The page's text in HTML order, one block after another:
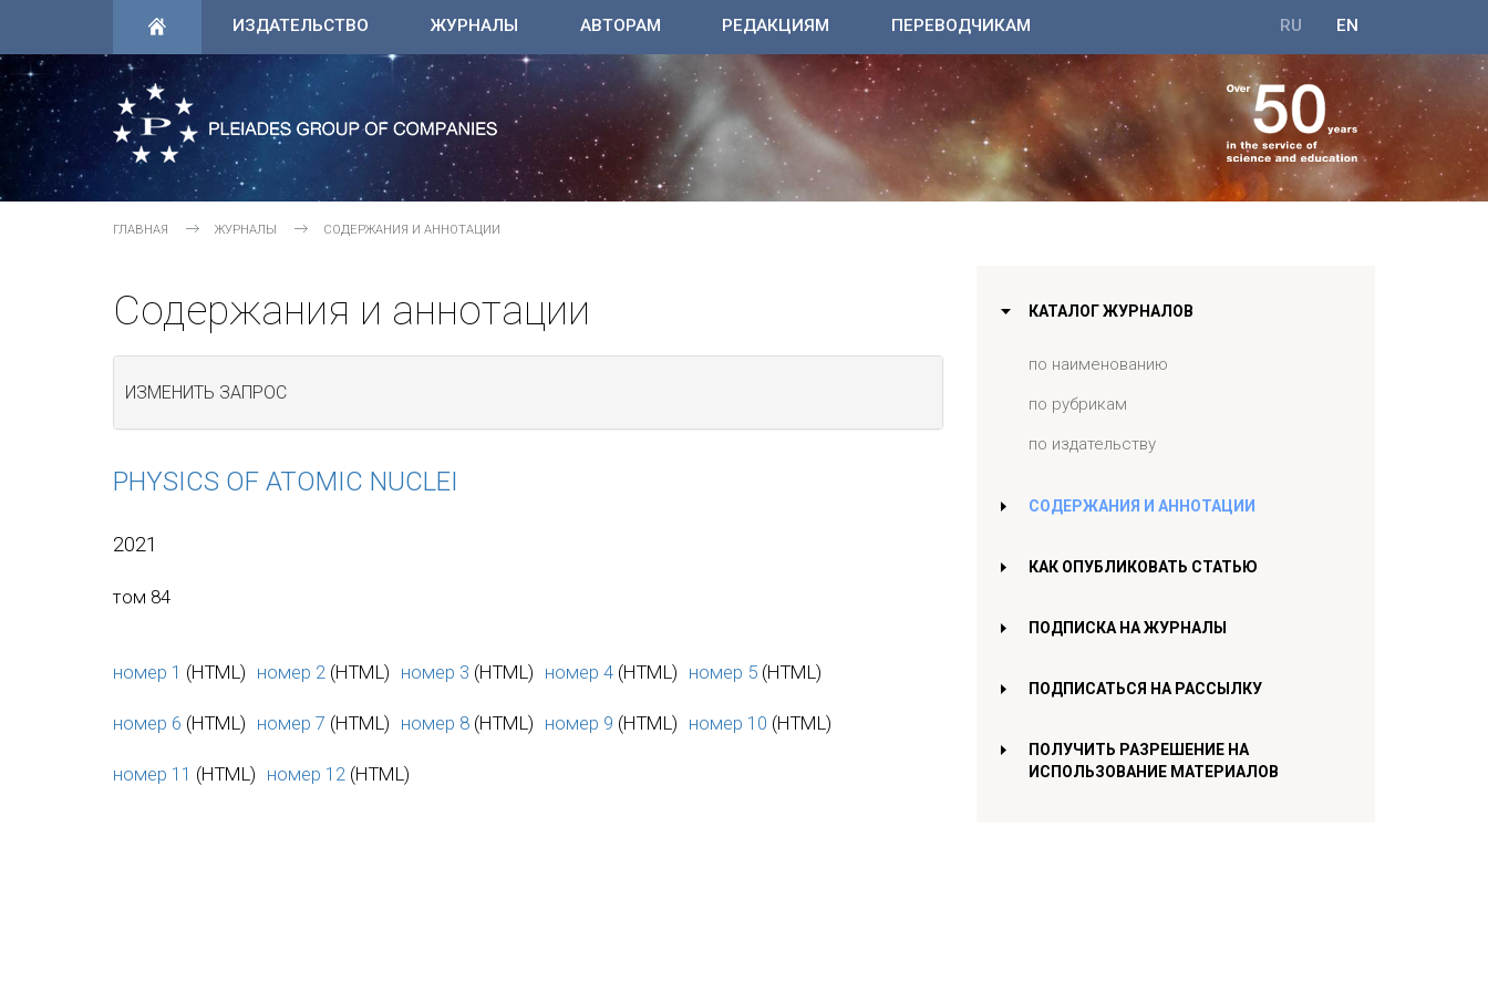
ИЗДАТЕЛЬСТВО ЖУРНАЛЫ АВТОРАМ РЕДАКЦИЯМ ПЕРЕВОДЧИКАМ EN
RU
ГЛАВНАЯ ЖУРНАЛЫ СОДЕРЖАНИЯ И АННОТАЦИИ
Содержания и аннотации
ИЗМЕНИТЬ ЗАПРОС
PHYSICS OF ATOMIC NUCLEI
2021
том 84
номер 1 (HTML) номер 2 (HTML) номер 3 (HTML) номер 4 (HTML) номер 5 (HTML)
номер 6 (HTML) номер 7 (HTML) номер 8 (HTML) номер 9 (HTML) номер 10 (HTML)
номер 11 (HTML) номер 12 (HTML)
КАТАЛОГ ЖУРНАЛОВ
по наименованию
по рубрикам
по издательству
СОДЕРЖАНИЯ И АННОТАЦИИ
КАК ОПУБЛИКОВАТЬ СТАТЬЮ
ПОДПИСКА НА ЖУРНАЛЫ
ПОДПИСАТЬСЯ НА РАССЫЛКУ
ПОЛУЧИТЬ РАЗРЕШЕНИЕ НА
ИСПОЛЬЗОВАНИЕ МАТЕРИАЛОВ